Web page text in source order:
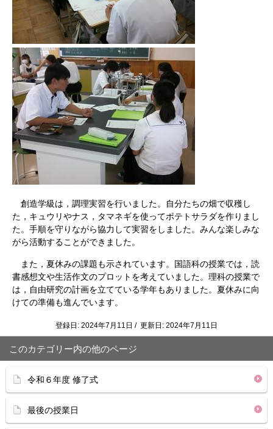
創造学級は，調理実習を行いました。自分たちの畑で収穫し
た，キュウリやナス，タマネギを使ってポテトサラダを作りまし
た。手順を守りながら協力して実習をしました。みんな楽しみな
がら活動することができました。
また，夏休みの課題も示されています。国語科の授業では，読
書感想文や生活作文のプロットを考えていました。理科の授業で
は，自由研究の計画を立てている学年もありました。夏休みに向
けての準備も進んでいます。
登録日: 2024年7月11日 / 更新日: 2024年7月11日
このカテゴリー内の他のページ
令和６年度 修了式
最後の授業日